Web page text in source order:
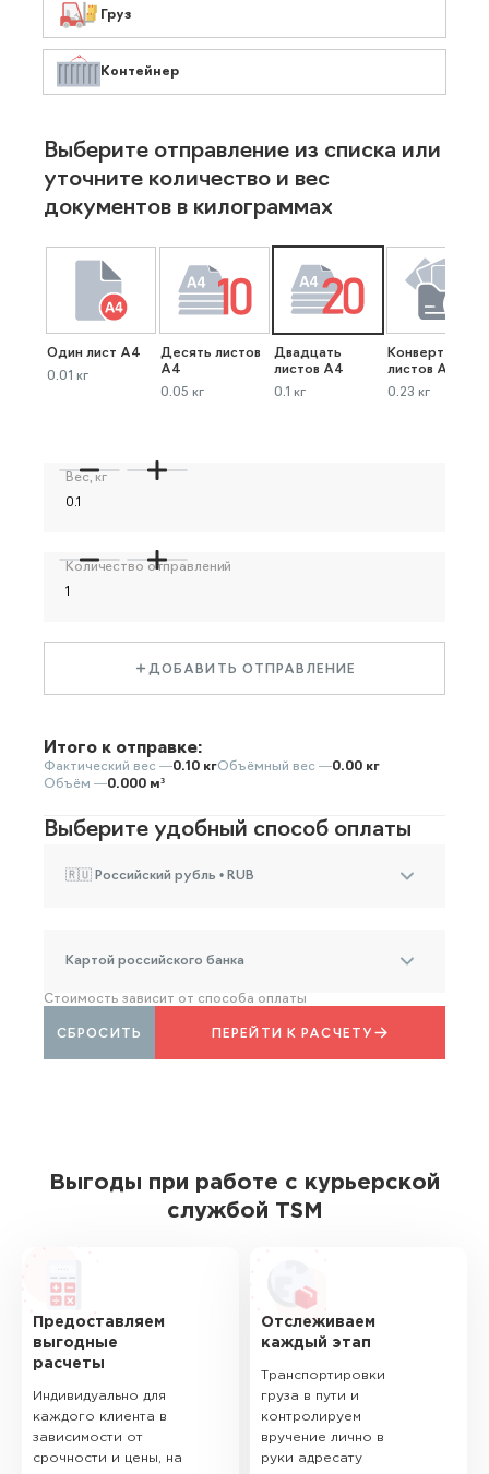
Груз
Контейнер
Выберите отправление из списка или
уточните количество и вес
документов в килограммах
Один лист А4
0.01 кг
Десять листов
А4
0.05 кг
Двадцать
листов А4
0.1 кг
Конверт до 40
листов А4
0.23 кг
Вес, кг
Количество отправлений
ДОБАВИТЬ ОТПРАВЛЕНИЕ
Итого к отправке:
Фактический вес —0.10 кгОбъёмный вес —0.00 кг
Объём —0.000 м³
Выберите удобный способ оплаты
🇷🇺 Российский рубль • RUB
Картой российского банка
Стоимость зависит от способа оплаты
ПЕРЕЙТИ К РАСЧЕТУ
СБРОСИТЬ
Выгоды при работе с курьерской
службой TSM
Предоставляем
выгодные
расчеты
Индивидуально для
каждого клиента в
зависимости от
срочности и цены, на
Отслеживаем
каждый этап
Транспортировки
груза в пути и
контролируем
вручение лично в
руки адресату